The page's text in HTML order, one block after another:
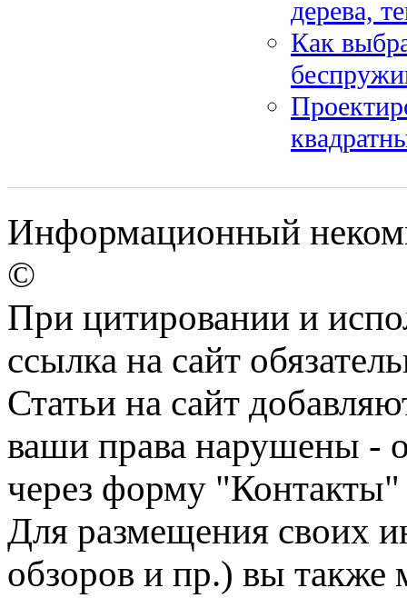
дерева,
Как
Информационный
©
При цитировании и
ссылка на сайт
Статьи на сайт
ваши права нарушены -
через форму "Контакты"
Для размещения своих
обзоров и пр.) вы также